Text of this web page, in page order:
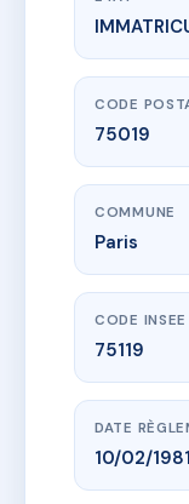
SDC 84 RUE
84 r de
CODE
75019
COMMUNE
Paris
CODE INSEE
75119
DATE
10/02/1981